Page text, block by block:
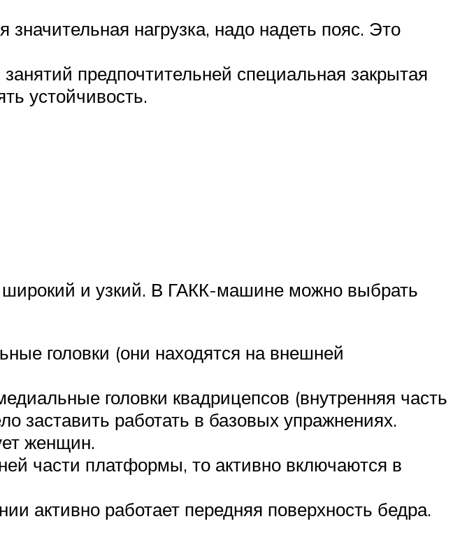
нагрузка, надо надеть пояс. Это
предпочтительней специальная закрытая
устойчивость.
и узкий. В ГАКК-машине можно выбрать
головки (они находятся на внешней
головки квадрицепсов (внутренняя часть
работать в базовых упражнениях.
женщин.
части платформы, то активно включаются в
активно работает передняя поверхность бедра.